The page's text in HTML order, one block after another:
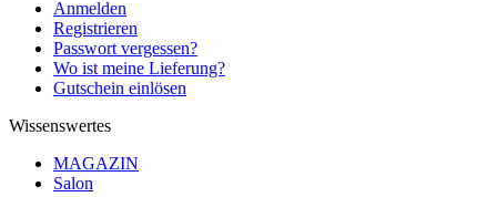
Anmelden
Registrieren
Passwort vergessen?
Wo ist meine Lieferung?
Gutschein einlösen
Wissenswertes
MAGAZIN
Salon